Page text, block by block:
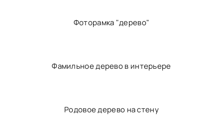
Фоторамки на стене в детской
Расположение семейных фотографий на стене
Повесить рамки в интерьере